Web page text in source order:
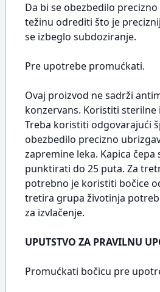
Da bi se obezbedilo
težinu odrediti što je
se izbeglo subdoziranje.
Pre upotrebe promućkati.
Ovaj proizvod ne sadrži
konzervans. Koristiti sterilne
Treba koristiti odgovarajući
obezbedilo precizno
zapremine leka. Kapica čepa
punktirati do 25 puta. Za
potrebno je koristiti bočice
tretira grupa životinja
za izvlačenje.
UPUTSTVO ZA PRAVILNU
Promućkati bočicu pre